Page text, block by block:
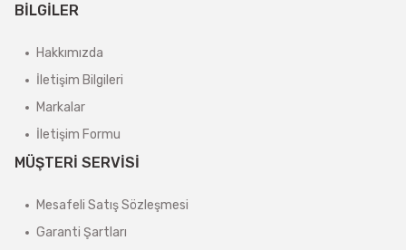
BİLGİLER
Hakkımızda
İletişim Bilgileri
Markalar
İletişim Formu
MÜŞTERİ SERVİSİ
Mesafeli Satış Sözleşmesi
Garanti Şartları